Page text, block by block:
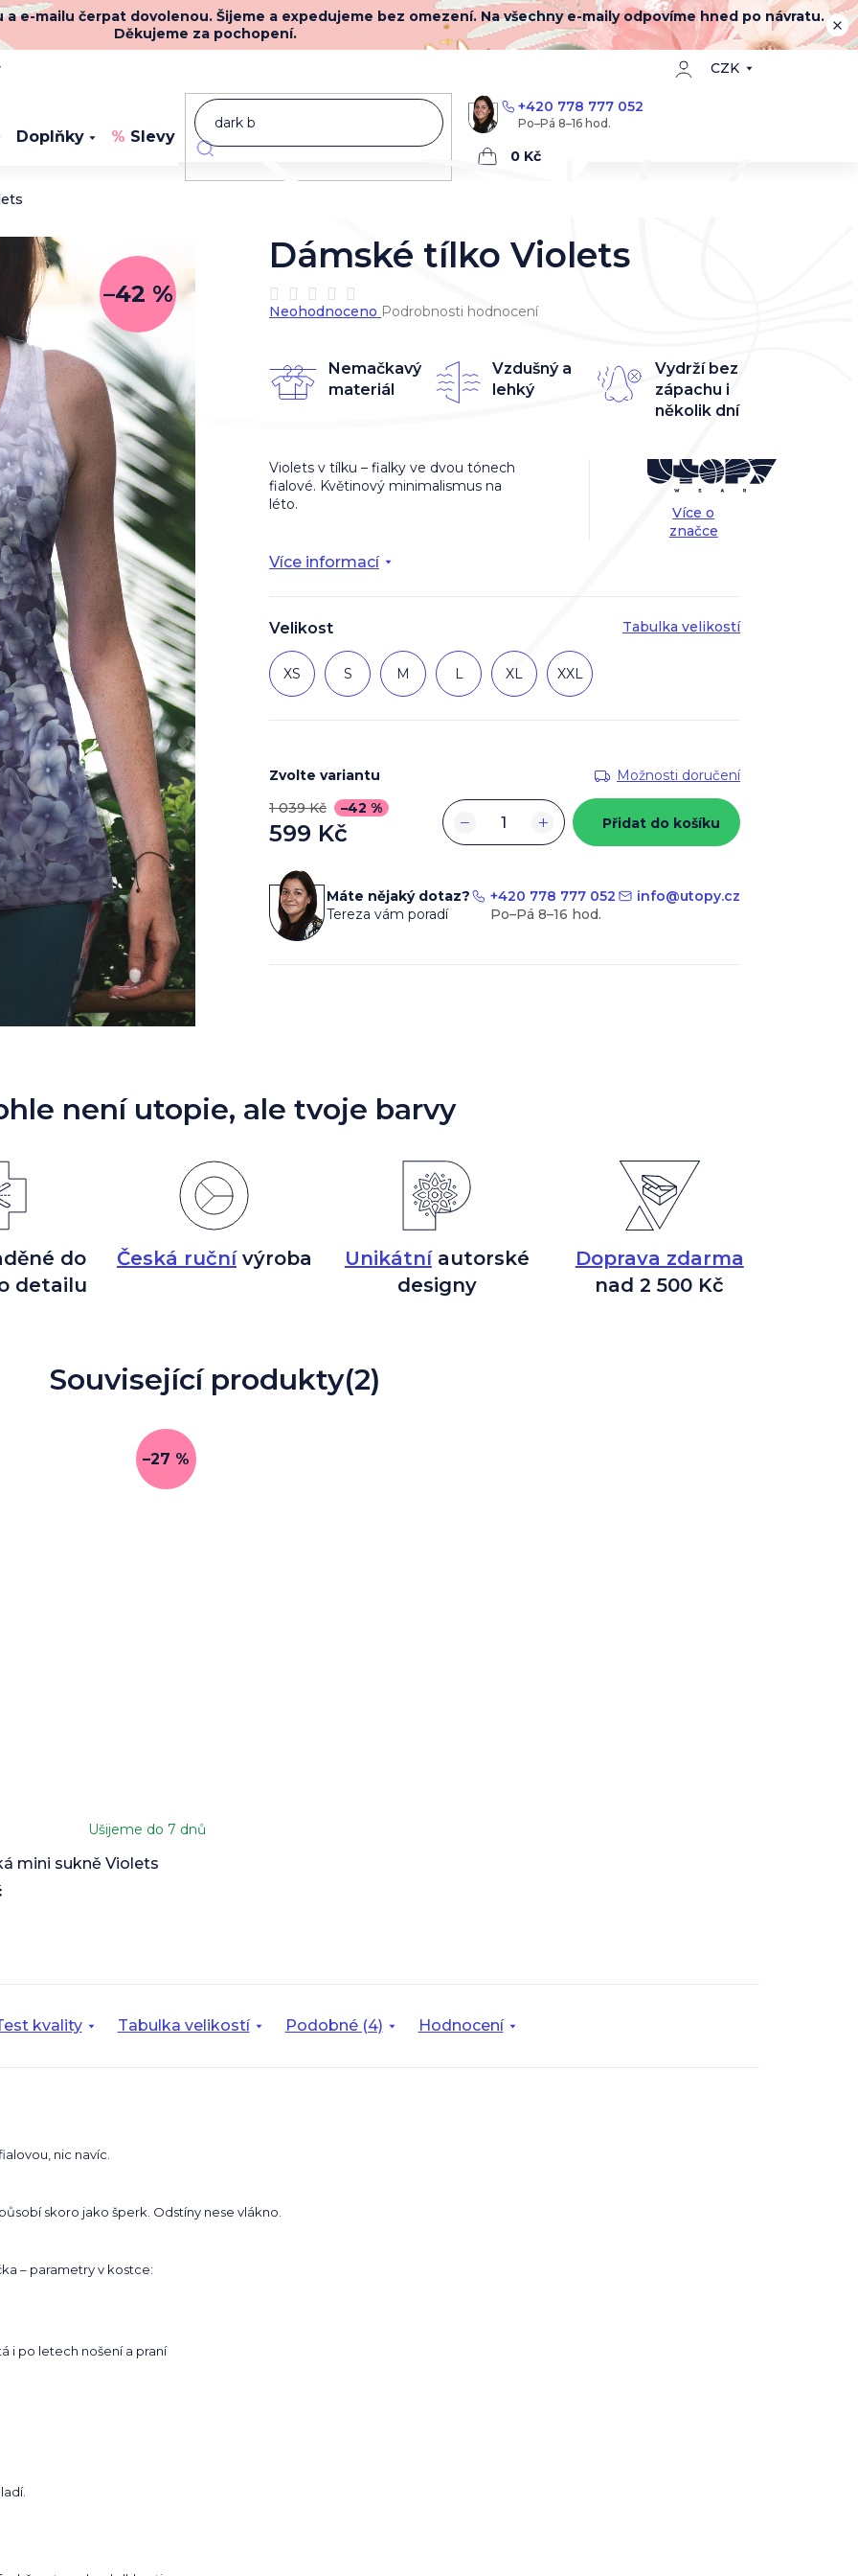
e-mailu čerpat dovolenou. Šijeme a expedujeme bez omezení. Na všechny e-maily odpovíme hned po návratu.
Děkujeme za pochopení.
CZK
+420 778 777 052
Nákupní
Doplňky Slevy Novinky
–42 %
Velikost Tabulka velikostí
XS S M L XL XXL
Více informací
Violets v tílku – fialky ve dvou tónech
fialové. Květinový minimalismus na
léto.
Více o
značce
Nemačkavý
materiál
Vzdušný a
lehký
Vydrží bez
zápachu i
několik dní
Zvolte variantu
Možnosti doručení
1 039 Kč
–42 %
599 Kč
cena:
+
− Přidat do košíku
Dámské tílko Violets
Průměrné
hodnocení
0,0
z
Neohodnoceno Podrobnosti hodnocení
Máte nějaký dotaz?
Tereza vám poradí
+420 778 777 052 info@utopy.cz
není utopie, ale tvoje barvy
do
detailu
Česká ručnívýroba Unikátníautorské
designy
Doprava zdarma
nad 2 500 Kč
Související produkty(2)
–27 %
mini sukně Violets
Ušijeme do 7 dnů
kvality Tabulka velikostí Podobné (4) Hodnocení
nic navíc.
skoro jako šperk. Odstíny nese vlákno.
– parametry v kostce:
i po letech nošení a praní
ladí.